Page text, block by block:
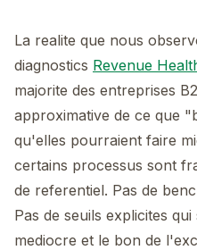
La realite que nous
diagnostics Revenue
majorite des entreprises
approximative de ce que
qu'elles pourraient faire
certains processus sont
de referentiel. Pas de
Pas de seuils explicites
mediocre et le bon de